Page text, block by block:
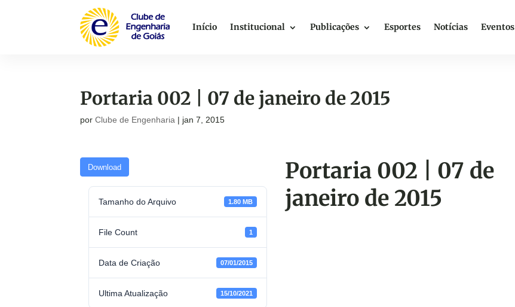
Início Institucional Publicações Esportes Notícias Eventos
Portaria 002 | 07 de janeiro de 2015
porClube de Engenharia | jan 7, 2015
Download
Tamanho do Arquivo 1.80 MB
File Count 1
Data de Criação 07/01/2015
Ultima Atualização 15/10/2021
Portaria 002 | 07 de
janeiro de 2015